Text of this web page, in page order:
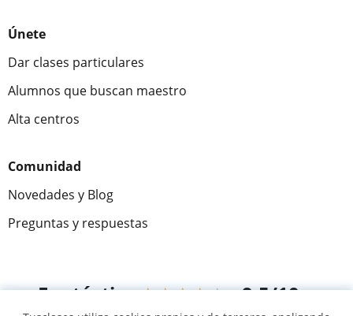
Únete
Dar clases particulares
Alumnos que buscan maestro
Alta centros
Comunidad
Novedades y Blog
Preguntas y respuestas
Fantástica★★★★★ 9,5/10